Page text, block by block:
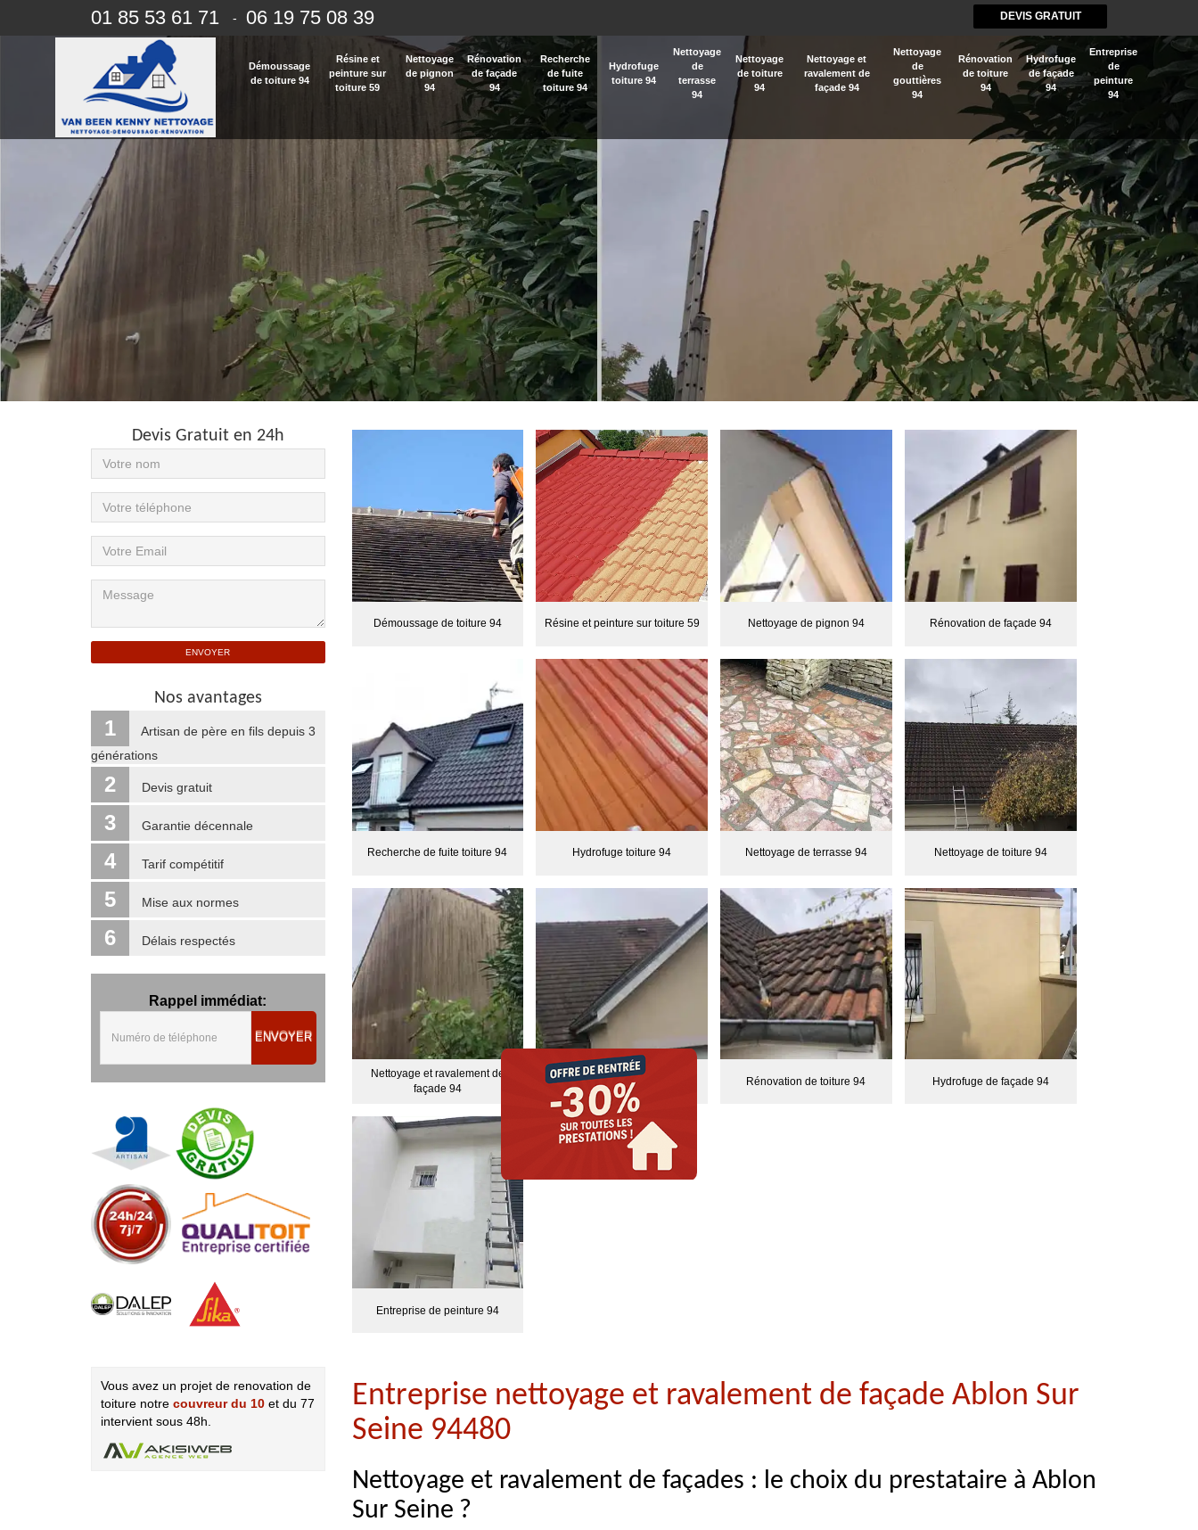
DEVIS GRATUIT
01 85 53 61 71 - 06 19 75 08 39
Démoussage
de toiture 94
Résine et
peinture sur
toiture 59
Nettoyage
de pignon
94
Rénovation
de façade
94
Recherche
de fuite
toiture 94
Hydrofuge
toiture 94
Nettoyage
de
terrasse
94
Nettoyage
de toiture
94
Nettoyage et
ravalement de
façade 94
Nettoyage
de
gouttières
94
Rénovation
de toiture
94
Hydrofuge
de façade
94
Entreprise
de
peinture
94
Devis Gratuit en 24h
Nos avantages
1
Artisan de père en fils depuis 3
générations
2 Devis gratuit
3 Garantie décennale
4 Tarif compétitif
5 Mise aux normes
6 Délais respectés
Rappel immédiat:
ENVOYER
Vous avez un projet de renovation de
toiture notre couvreur du 10 et du 77
intervient sous 48h.
Démoussage de toiture 94 Résine et peinture sur toiture 59 Nettoyage de pignon 94 Rénovation de façade 94
Recherche de fuite toiture 94 Hydrofuge toiture 94 Nettoyage de terrasse 94 Nettoyage de toiture 94
Nettoyage et ravalement de
façade 94
Nettoyage de gouttières 94 Rénovation de toiture 94 Hydrofuge de façade 94
Entreprise de peinture 94
Entreprise nettoyage et ravalement de façade Ablon Sur
Seine 94480
Nettoyage et ravalement de façades : le choix du prestataire à Ablon
Sur Seine ?